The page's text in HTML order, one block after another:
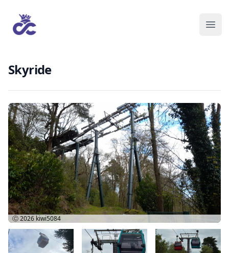
Skyride
Ⓒ 2026 kiwi5084